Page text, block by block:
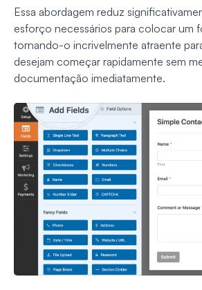
Essa abordagem reduz
esforço necessários para colocar um
tornando-o incrivelmente atraente
desejam começar rapidamente sem
documentação imediatamente.